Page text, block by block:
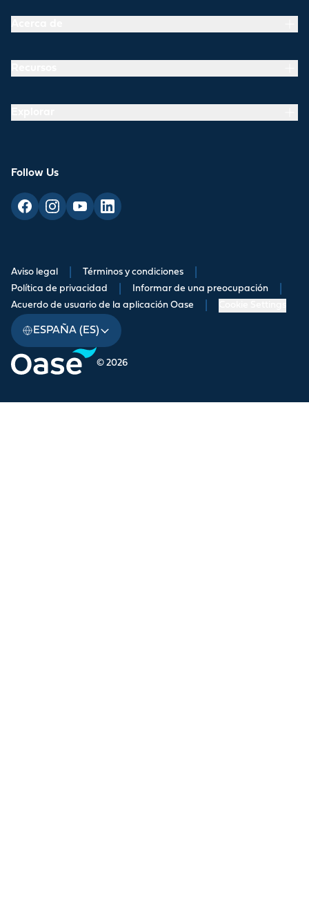
Follow Us
© 2026
Aviso legal Términos y condiciones
Política de privacidad Informar de una preocupación
Acuerdo de usuario de la aplicación Oase
ESPAÑA (ES)